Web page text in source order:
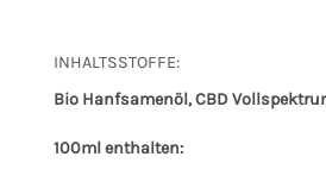
INHALTSSTOFFE:
Bio Hanfsamenöl, CBD
100ml enthalten: